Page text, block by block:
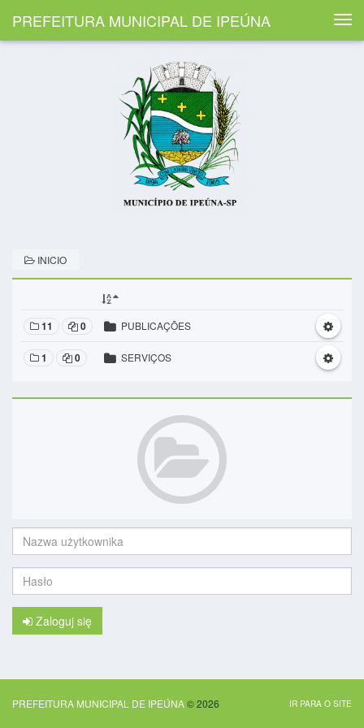
PREFEITURA MUNICIPAL DE IPEÚNA
INICIO
11 0 PUBLICAÇÕES
1 0 SERVIÇOS
użytkownika:
Zaloguj się
PREFEITURA MUNICIPAL DE IPEÚNA© 2026 IR PARA O SITE